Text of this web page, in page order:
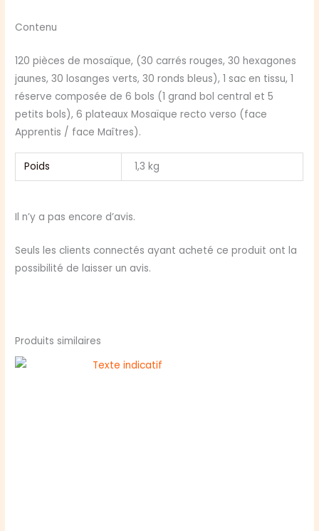
Contenu
120 pièces de mosaïque, (30 carrés rouges, 30 hexagones
jaunes, 30 losanges verts, 30 ronds bleus), 1 sac en tissu, 1
réserve composée de 6 bols (1 grand bol central et 5
petits bols), 6 plateaux Mosaïque recto verso (face
Apprentis / face Maîtres).
Poids 1,3 kg
Il n’y a pas encore d’avis.
Seuls les clients connectés ayant acheté ce produit ont la
possibilité de laisser un avis.
Produits similaires